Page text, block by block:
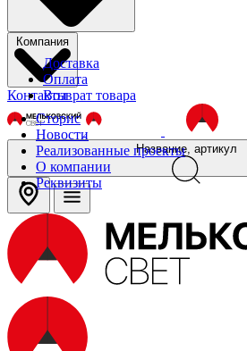
Доставка
Оплата
Возврат товара
Компания
Сторис
Новости
Реализованные проекты
О компании
Реквизиты
Контакты
Название, артикул